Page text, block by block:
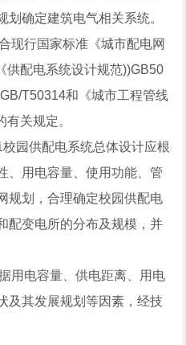
确定建筑电气相关系统。
现行国家标准《城市配电网
供配电系统设计规范))GB50
T50314和《城市工程管线
关规定。
园供配电系统总体设计应根
、用电容量、使用功能、管
规划，合理确定校园供配电
配变电所的分布及规模，并
用电容量、供电距离、用电
及其发展规划等因素，经技